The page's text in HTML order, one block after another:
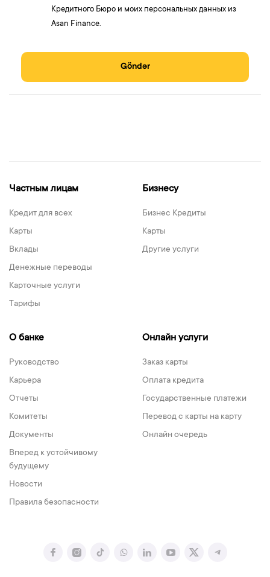
Кредитного Бюро и моих персональных данных из
Asan Finance.
Göndər
Частным лицам
Кредит для всех
Карты
Вклады
Денежные переводы
Карточные услуги
Тарифы
Бизнесу
Бизнес Кредиты
Карты
Другие услуги
О банке
Руководство
Карьера
Отчеты
Комитеты
Документы
Вперед к устойчивому
будущему
Новости
Правила безопасности
Онлайн услуги
Заказ карты
Оплата кредита
Государственные платежи
Перевод с карты на карту
Онлайн очередь